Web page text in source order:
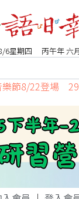
6星期四 丙午年 六
樂節8/22登場